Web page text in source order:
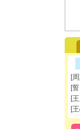
[
[
[
[